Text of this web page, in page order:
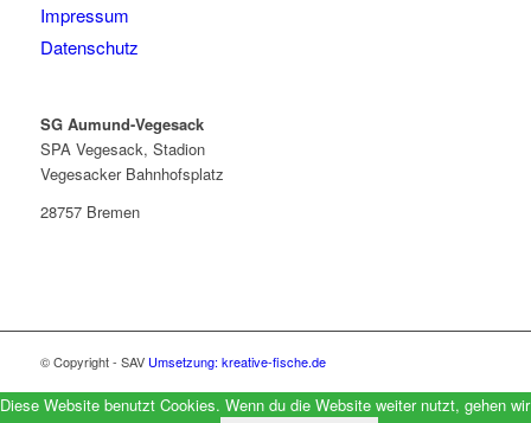
Impressum
Datenschutz
SG Aumund-Vegesack
SPA Vegesack, Stadion
Vegesacker Bahnhofsplatz
28757 Bremen
© Copyright - SAV Umsetzung: kreative-fische.de
Diese Website benutzt Cookies. Wenn du die Website weiter nutzt, gehen wir